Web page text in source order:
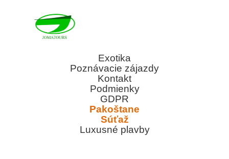
Exotika
Poznávacie zájazdy
Kontakt
Podmienky
GDPR
Pakoštane
Súťaž
Luxusné plavby